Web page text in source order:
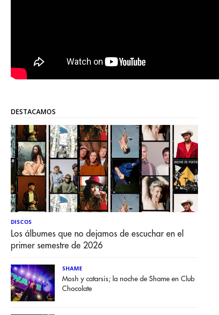
DESTACAMOS
DISCOS
Los álbumes que no dejamos de escuchar en el
primer semestre de 2026
SHAME
Mosh y catarsis; la noche de Shame en Club
Chocolate